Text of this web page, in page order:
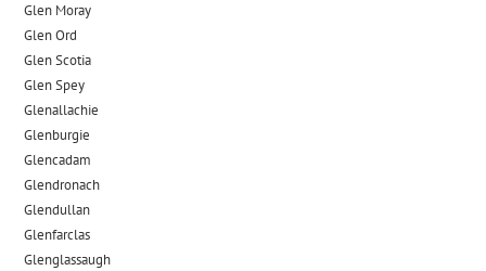
Glen Moray
Glen Ord
Glen Scotia
Glen Spey
Glenallachie
Glenburgie
Glencadam
Glendronach
Glendullan
Glenfarclas
Glenglassaugh